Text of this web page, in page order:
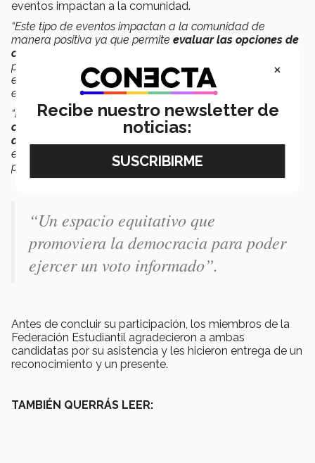
eventos impactan a la comunidad.
“Este tipo de eventos impactan a la comunidad de
manera positiva ya que permite evaluar las opciones de
candidatura de una manera más cercana y directa
permitiéndoles estar más informados y dando espacio a
externar sus propias inquietudes sobre el futuro del
estado.
“El objetivo del evento era poder informar a la
comunidad estudiantil sobre las propuestas de valor
de ambas candidatas
espacio equitativo que promoviera la democracia para
poder ejercer un voto informado”,señaló.
“Un espacio equitativo que
promoviera la democracia para poder
ejercer un voto informado”.
Antes de concluir su participación, los miembros de la
Federación Estudiantil agradecieron a ambas
candidatas por su asistencia y les hicieron entrega de un
reconocimiento y un presente.
TAMBIÉN QUERRÁS LEER:
×
Recibe nuestro newsletter de
noticias: